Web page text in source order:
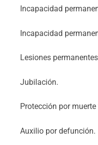
Incapacidad
Incapacidad
Lesiones
Jubilación.
Protección por
Auxilio por defunción.